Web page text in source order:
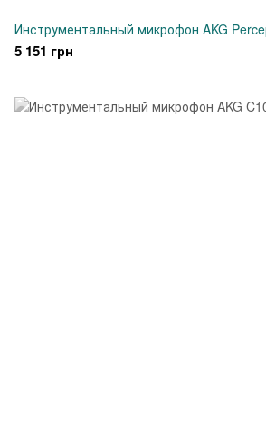
Инструментальный микрофон AKG
5 151 грн